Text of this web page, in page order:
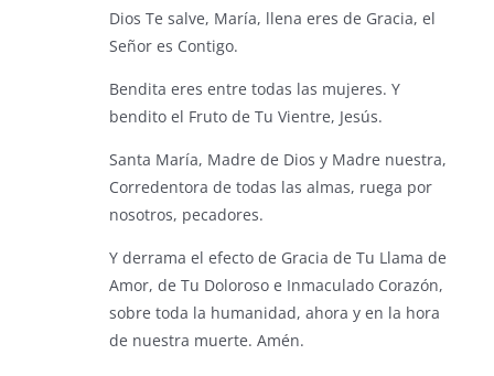
Dios Te salve, María, llena eres de Gracia, el
Señor es Contigo.
Bendita eres entre todas las mujeres. Y
bendito el Fruto de Tu Vientre, Jesús.
Santa María, Madre de Dios y Madre nuestra,
Corredentora de todas las almas, ruega por
nosotros, pecadores.
Y derrama el efecto de Gracia de Tu Llama de
Amor, de Tu Doloroso e Inmaculado Corazón,
sobre toda la humanidad, ahora y en la hora
de nuestra muerte. Amén.